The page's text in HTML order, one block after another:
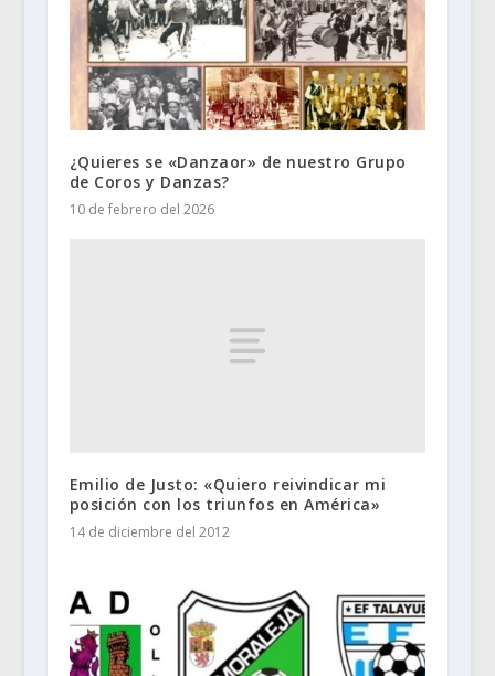
¿Quieres se «Danzaor» de nuestro Grupo
de Coros y Danzas?
10 de febrero del 2026
Emilio de Justo: «Quiero reivindicar mi
posición con los triunfos en América»
14 de diciembre del 2012